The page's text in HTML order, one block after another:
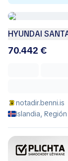
HYUNDAI
70.442 €
notadir.benni.is
Islandia,